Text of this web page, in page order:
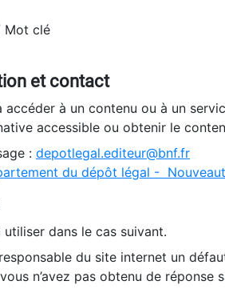
Mot clé
et contact
accéder à un contenu ou à un
accessible ou obtenir le
: depotlegal.editeur@bnf.fr
du dépôt légal -
dans le cas suivant.
du site internet un
n’avez pas obtenu de réponse